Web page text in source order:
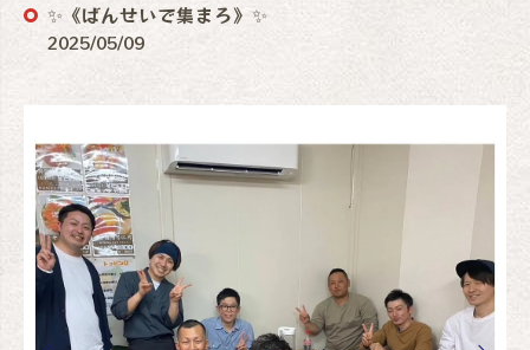
✨《ばんせいで集まろ》✨
2025/05/09